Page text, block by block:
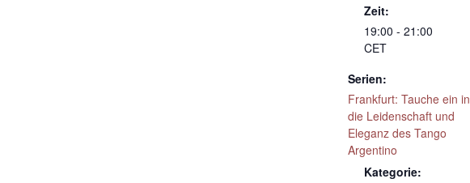
Zeit:
19:00 - 21:00
CET
Serien:
Frankfurt: Tauche ein in
die Leidenschaft und
Eleganz des Tango
Argentino
Kategorie: